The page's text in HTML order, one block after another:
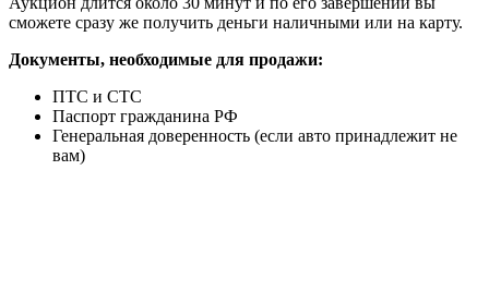
сможете сразу же получить деньги наличными или на карту.
Документы, необходимые для продажи:
ПТС и СТС
Паспорт гражданина РФ
Генеральная доверенность (если авто принадлежит не
вам)